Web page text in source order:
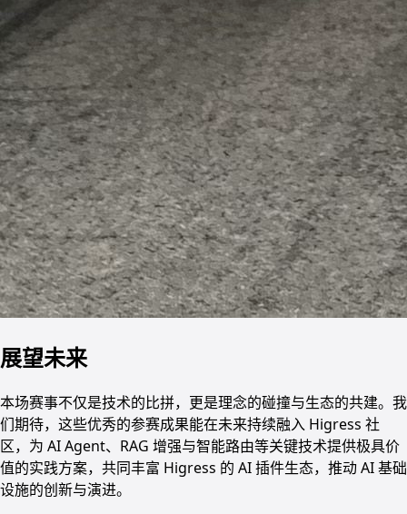
展望未来
本场赛事不仅是技术的比拼，更是理念的碰撞与生态的共建。我
们期待，这些优秀的参赛成果能在未来持续融入 Higress 社
区，为 AI Agent、RAG 增强与智能路由等关键技术提供极具价
值的实践方案，共同丰富 Higress 的 AI 插件生态，推动 AI 基础
设施的创新与演进。